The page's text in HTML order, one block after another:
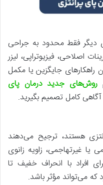
دیگر فقط محدود به جراحی
اصلاحی، فیزیوتراپی، لیزر
راهکارهای جایگزین یا مکمل
روش‌های جدید درمان پای
آگاهی کامل تصمیم بگیرید.
هستند، ترجیح می‌دهند
غیرتهاجمی، زاویه زانوی
افراد با انحراف خفیف تا
می‌تواند مؤثر باشد.